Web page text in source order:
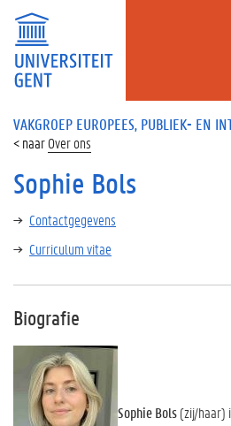
VAKGROEP EUROPEES, PUBLIEK- EN
Over ons
Sophie Bols
Contactgegevens
Curriculum vitae
Biografie
Sophie Bols(zij/haar)